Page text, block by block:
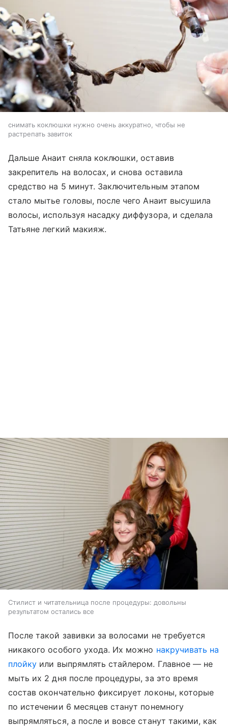
снимать коклюшки нужно очень аккуратно, чтобы не
растрепать завиток
Дальше Анаит сняла коклюшки, оставив
закрепитель на волосах, и снова оставила
средство на 5 минут. Заключительным этапом
стало мытье головы, после чего Анаит высушила
волосы, используя насадку диффузора, и сделала
Татьяне легкий макияж.
Стилист и читательница после процедуры: довольны
результатом остались все
После такой завивки за волосами не требуется
никакого особого ухода. Их можно накручивать на
плойку или выпрямлять стайлером. Главное — не
мыть их 2 дня после процедуры, за это время
состав окончательно фиксирует локоны, которые
по истечении 6 месяцев станут понемногу
выпрямляться, а после и вовсе станут такими, как